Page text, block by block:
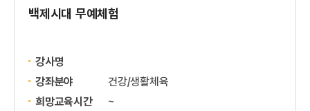
백제시대 무예체험
강사명
강좌분야
건강/생활체육
희망교육시간
~